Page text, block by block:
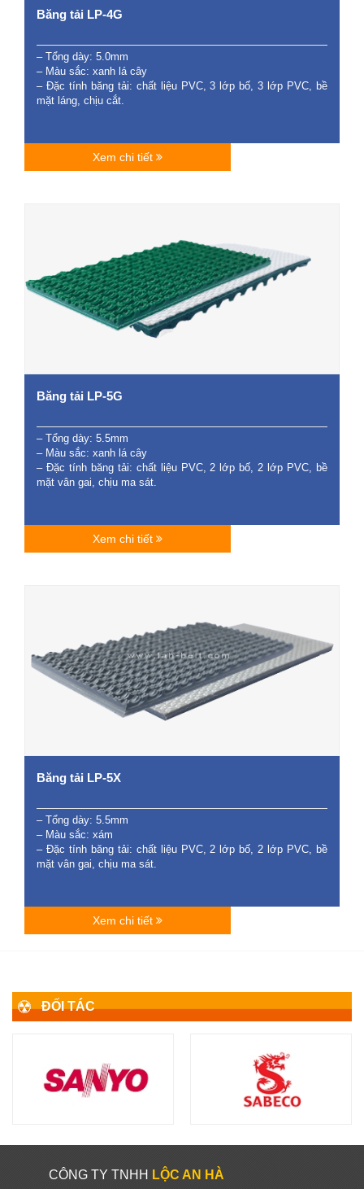
Băng tải LP-4G
– Tổng dày: 5.0mm
– Màu sắc: xanh lá cây
– Đặc tính băng tải: chất liệu PVC, 3 lớp bố, 3 lớp PVC, bề
mặt láng, chịu cắt.
Xem chi tiết
Băng tải LP-5G
– Tổng dày: 5.5mm
– Màu sắc: xanh lá cây
– Đặc tính băng tải: chất liệu PVC, 2 lớp bố, 2 lớp PVC, bề
mặt vân gai, chịu ma sát.
Xem chi tiết
Băng tải LP-5X
– Tổng dày: 5.5mm
– Màu sắc: xám
– Đặc tính băng tải: chất liệu PVC, 2 lớp bố, 2 lớp PVC, bề
mặt vân gai, chịu ma sát.
Xem chi tiết
ĐỐI TÁC
CÔNG TY TNHH LỘC AN HÀ